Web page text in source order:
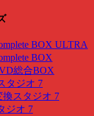
BOX ULTRA
BOX
総合BOX
タジオ 7
スタジオ 7
ジオ 7